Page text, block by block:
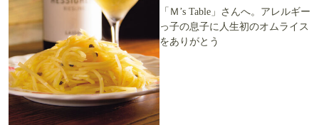
「Ｍ’s Table」さんへ。アレルギー
っ子の息子に人生初のオムライス
をありがとう